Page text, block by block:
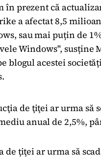
în prezent că
a afectat 8,5
sau mai puțin de
Windows", susține
blogul acestei
de ţiţei ar urma să
anual de 2,5%,
de ţiţei ar urma să